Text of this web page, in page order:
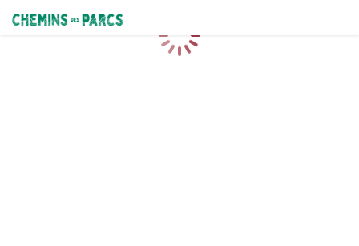
Chemins des Parcs
Chargement